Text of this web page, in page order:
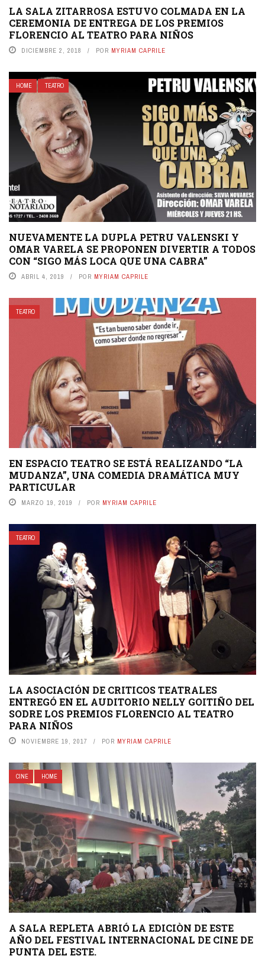
LA SALA ZITARROSA ESTUVO COLMADA EN LA
CEREMONIA DE ENTREGA DE LOS PREMIOS
FLORENCIO AL TEATRO PARA NIÑOS
DICIEMBRE 2, 2018 POR MYRIAM CAPRILE
HOME TEATRO
NUEVAMENTE LA DUPLA PETRU VALENSKI Y
OMAR VARELA SE PROPONEN DIVERTIR A TODOS
CON “SIGO MÁS LOCA QUE UNA CABRA”
ABRIL 4, 2019 POR MYRIAM CAPRILE
TEATRO
EN ESPACIO TEATRO SE ESTÁ REALIZANDO “LA
MUDANZA”, UNA COMEDIA DRAMÁTICA MUY
PARTICULAR
MARZO 19, 2019 POR MYRIAM CAPRILE
TEATRO
LA ASOCIACIÓN DE CRITICOS TEATRALES
ENTREGÓ EN EL AUDITORIO NELLY GOITIÑO DEL
SODRE LOS PREMIOS FLORENCIO AL TEATRO
PARA NIÑOS
NOVIEMBRE 19, 2017 POR MYRIAM CAPRILE
CINE HOME
A SALA REPLETA ABRIÓ LA EDICIÒN DE ESTE
AÑO DEL FESTIVAL INTERNACIONAL DE CINE DE
PUNTA DEL ESTE.